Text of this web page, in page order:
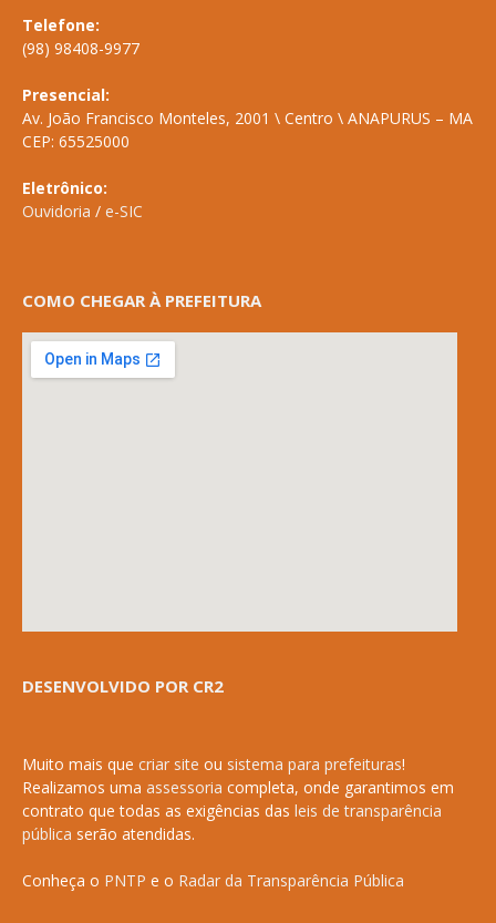
Telefone:
(98) 98408-9977
Presencial:
Av. João Francisco Monteles, 2001 \ Centro \ ANAPURUS – MA
CEP: 65525000
Eletrônico:
Ouvidoria / e-SIC
COMO CHEGAR À PREFEITURA
DESENVOLVIDO POR CR2
Muito mais que criar site ou sistema para prefeituras!
Realizamos uma assessoria completa, onde garantimos em
contrato que todas as exigências das leis de transparência
pública serão atendidas.
Conheça o PNTP e o Radar da Transparência Pública